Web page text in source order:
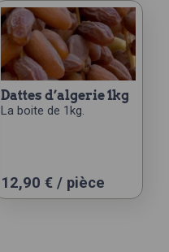
dattes d’algerie 1kg
La boite de 1kg.
12,90 € / pièce